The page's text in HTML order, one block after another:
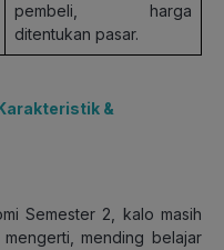
pembeli, harga
ditentukan pasar.
&
Semester 2, kalo masih
mending belajar